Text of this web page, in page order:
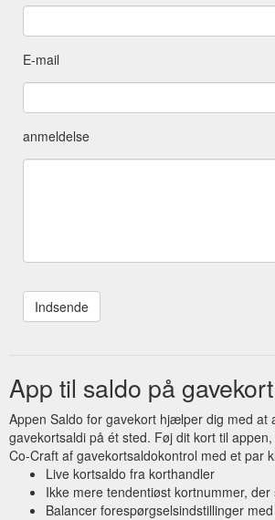
E-mail
anmeldelse
App til saldo på gavekort
Appen Saldo for gavekort hjælper dig med at
gavekortsaldi på ét sted. Føj dit kort til
Co-Craft af gavekortsaldokontrol med et par
Live kortsaldo fra korthandler
Ikke mere tendentiøst kortnummer,
Balancer forespørgselsindstillinger